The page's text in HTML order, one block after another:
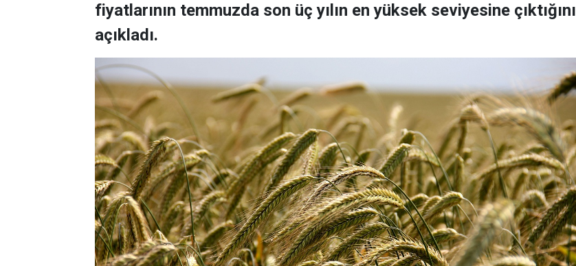
fiyatlarının temmuzda son üç yılın en yüksek seviyesine çıktığını
açıkladı.